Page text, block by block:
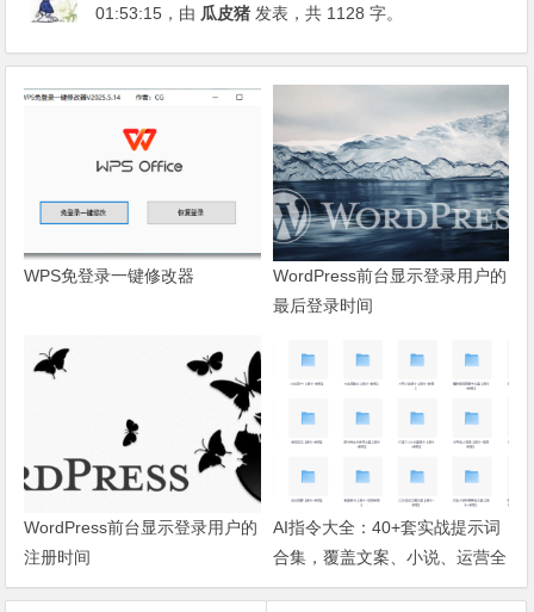
01:53:15 ，由 瓜皮猪 发表，共 1128 字。
WPS免登录一键修改器
WordPress前台显示登录用户的
最后登录时间
WordPress前台显示登录用户的
注册时间
AI指令大全：40+套实战提示词
合集，覆盖文案、小说、运营全
场景